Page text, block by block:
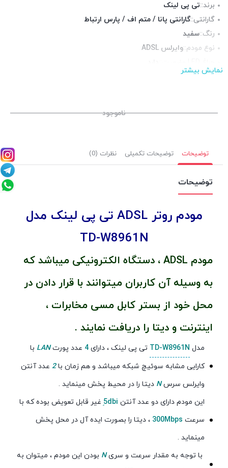
برند::تی پی لینک
گارانتی::گارانتی پانا / متم اف / پارس ارتباط
رنگ::سفید
نوع مودم::وایرلس ADSL
پورت RJ-11 تلفنی::
نمایش بیشتر
ناموجود
توضیحات توضیحات تکمیلی نظرات (0)
توضیحات
مودم روتر ADSL تی پی لینک مدل
TD-W8961N
مودم ADSL ، دستگاه الکترونیکی میباشد که
به وسیله آن کاربران میتوانند با قرار دادن در
محل خود از بستر کابل مسی مخابرات ،
اینترنت و دیتا را دریافت نمایند .
مدل TD-W8961N تی پی لینک ، دارای 4 عدد پورتLAN با
کارایی مشابه سوئیچ شبکه میباشد و هم زمان با2 عدد آنتن
وایرلس سرسN دیتا را در محیط پخش مینماید .
این مودم دارای دو عدد آنتن 5ِdbi غیر قابل تعویض بوده که با
سرعت 300Mbps ، دیتا را بصورت ایده آل در محل پخش
مینماید .
با توجه به مقدار سرعت و سریN بودن این مودم ، میتوان به